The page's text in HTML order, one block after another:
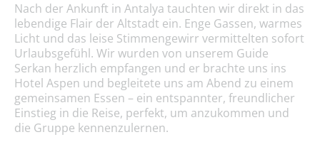
Nach der Ankunft in Antalya tauchten wir direkt in das
lebendige Flair der Altstadt ein. Enge Gassen, warmes
Licht und das leise Stimmengewirr vermittelten sofort
Urlaubsgefühl. Wir wurden von unserem Guide
Serkan herzlich empfangen und er brachte uns ins
Hotel Aspen und begleitete uns am Abend zu einem
gemeinsamen Essen – ein entspannter, freundlicher
Einstieg in die Reise, perfekt, um anzukommen und
die Gruppe kennenzulernen.